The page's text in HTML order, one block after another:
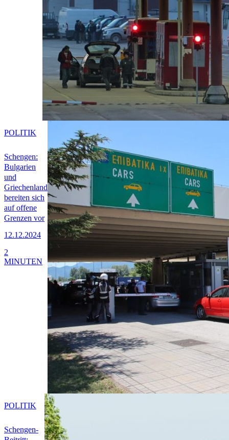
Schengen:
Bulgarien
und
Griechenland
bereiten sich
auf offene
Grenzen vor
12.12.2024
POLITIK
2
MINUTEN
Schengen-
POLITIK